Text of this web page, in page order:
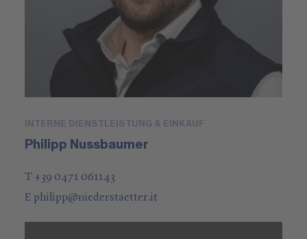
INTERNE DIENSTLEISTUNG & EINKAUF
Philipp Nussbaumer
T +39 0471 061143
E philipp@niederstaetter.it